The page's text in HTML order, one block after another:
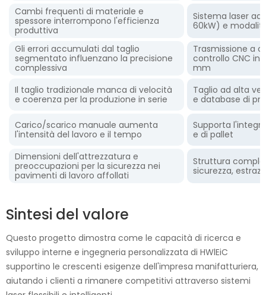
Cambi frequenti di materiale e
spessore interrompono l'efficienza
produttiva
Sistema laser
60kW) e
Gli errori accumulati dal taglio
segmentato influenzano la precisione
complessiva
Trasmissione a
controllo CNC
mm
Il taglio tradizionale manca di velocità
e coerenza per la produzione in serie
Taglio ad alta
e database di
Carico/scarico manuale aumenta
l'intensità del lavoro e il tempo
Supporta
e di pallet
Dimensioni dell'attrezzatura e
preoccupazioni per la sicurezza nei
pavimenti di lavoro affollati
Struttura
sicurezza,
Sintesi del valore
Questo progetto dimostra come le capacità di ricerca e
sviluppo interne e ingegneria personalizzata di HWlEiC
supportino le crescenti esigenze dell'impresa manifatturiera,
aiutando i clienti a rimanere competitivi attraverso sistemi